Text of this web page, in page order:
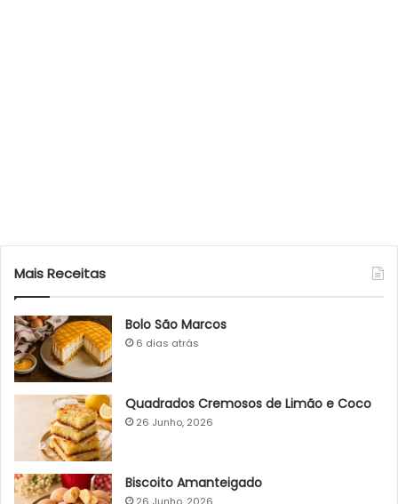
Mais Receitas
Bolo São Marcos
6 dias atrás
Quadrados Cremosos de Limão e Coco
26 Junho, 2026
Biscoito Amanteigado